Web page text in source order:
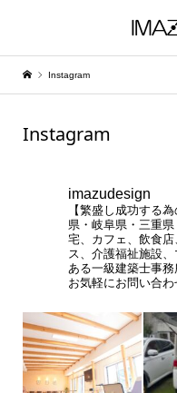
Instagram
Instagram
imazudesign
【繁盛し成功する
県・岐阜県・三重
宅、カフェ、飲食
ス、介護福祉施設
ある一級建築士事務
お気軽にお問い合わ